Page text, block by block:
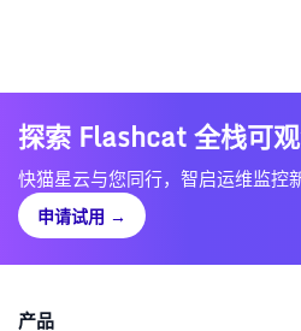
探索 Flashcat 全栈可
快猫星云与您同行，智启运维监控
申请试用 →
产品